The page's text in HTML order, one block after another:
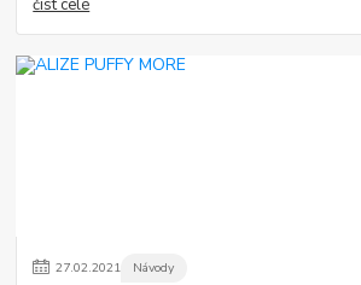
27.02.2021 Návody